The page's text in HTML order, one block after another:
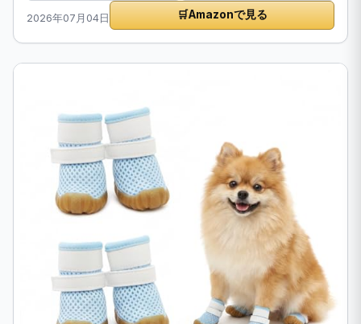
2026年07月04日 🛒Amazonで見る